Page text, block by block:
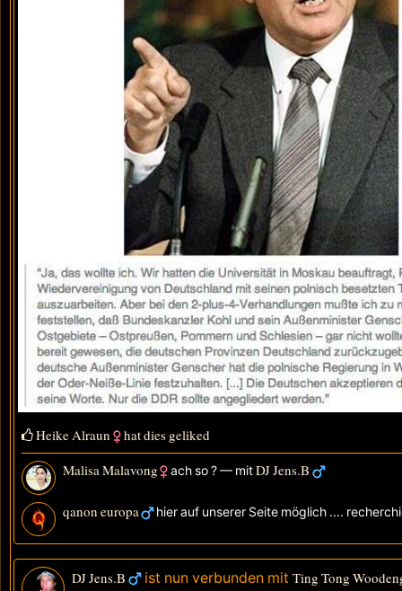
Heike Alraun
hat dies geliked
Malisa Malavong
ach so ?— mitDJ Jens.B
qanon europa hier auf unserer Seite möglich ....
DJ Jens.B ist nun verbunden mit Ting Tong